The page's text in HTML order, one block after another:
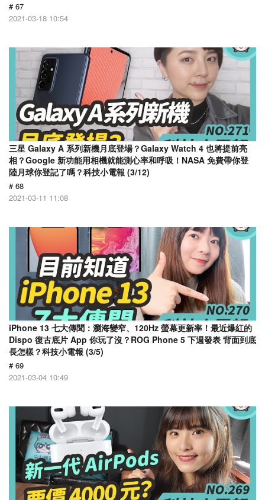
# 67
2021-03-18 10:54
三星 Galaxy A 系列新機月底登場？Galaxy Watch 4 也將提前亮
相？Google 新功能用相機就能測心率和呼吸！NASA 免費帶你登
陸月球你登記了嗎？科技小電報 (3/12)
# 68
2021-03-11 11:08
iPhone 13 七大傳聞：瀏海變窄、120Hz 螢幕更新率！最近爆紅的
Dispo 復古底片 App 你玩了沒？ROG Phone 5 下週發表 背面到底
長怎樣？科技小電報 (3/5)
# 69
2021-03-04 10:49